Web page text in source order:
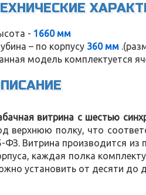
- 1660 мм
– по корпусу 360 мм
модель комплектуется
витрина с шестью
верхнюю полку, что
ФЗ. Витрина производится
каждая полка
установить от десяти до